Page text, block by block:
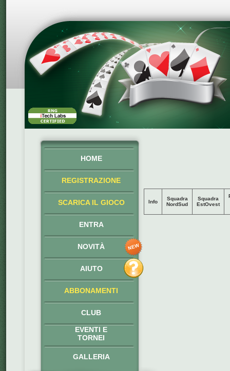
HOME
REGISTRAZIONE
SCARICA IL GIOCO
ENTRA
NOVITÀ
AIUTO
ABBONAMENTI
CLUB
EVENTI E
TORNEI
GALLERIA
Info
Squadra
NordSud
Squadra
EstOvest